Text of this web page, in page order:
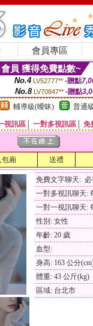
會員專區
員 獲得免費點數~
No.4 LV52777** -贈點
No.8 LV70847** -贈點
輔導級(曖昧) 普通
視訊區 一對多視訊區 免
包廂 送禮
免費文字聊天:
一對多視訊聊天:
一對一視訊聊天:
性別: 女性
年齡: 20 歲
血型:
身高: 163 公分
體重: 43 公斤(kg)
區域: 台北市